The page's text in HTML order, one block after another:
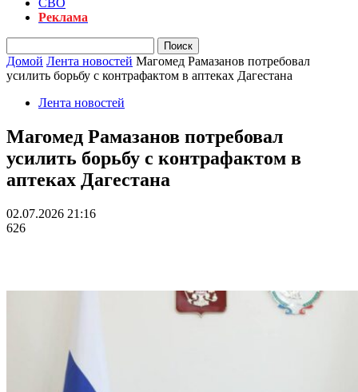
СВО
Реклама
Домой Лента новостей Магомед Рамазанов потребовал
усилить борьбу с контрафактом в аптеках Дагестана
Лента новостей
Магомед Рамазанов потребовал
усилить борьбу с контрафактом в
аптеках Дагестана
02.07.2026 21:16
626